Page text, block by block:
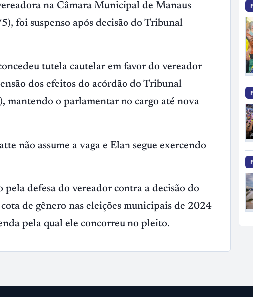
na Câmara Municipal de Manaus
foi suspenso após decisão do Tribunal
tutela cautelar em favor do vereador
dos efeitos do acórdão do Tribunal
mantendo o parlamentar no cargo até nova
não assume a vaga e Elan segue exercendo
defesa do vereador contra a decisão do
de gênero nas eleições municipais de 2024
pela qual ele concorreu no pleito.